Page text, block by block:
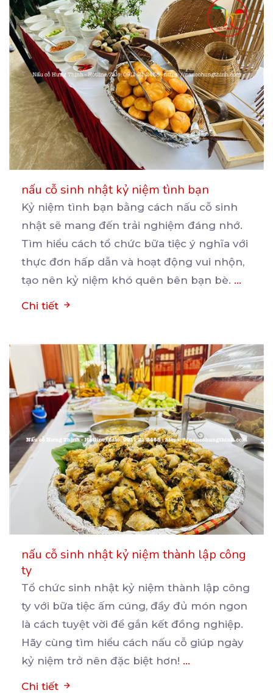
nấu cỗ sinh nhật kỷ niệm tình bạn
Kỷ niệm tình bạn bằng cách nấu cỗ sinh
nhật sẽ mang đến trải nghiệm đáng nhớ.
Tìm hiểu cách tổ chức bữa tiệc ý nghĩa với
thực đơn hấp dẫn và hoạt động vui nhộn,
tạo nên kỷ niệm khó quên bên bạn bè. ...
Chi tiết
nấu cỗ sinh nhật kỷ niệm thành lập công
ty
Tổ chức sinh nhật kỷ niệm thành lập công
ty với bữa tiệc ấm cúng, đầy đủ món ngon
là cách tuyệt vời để gắn kết đồng nghiệp.
Hãy cùng tìm hiểu cách nấu cỗ giúp ngày
kỷ niệm trở nên đặc biệt hơn! ...
Chi tiết